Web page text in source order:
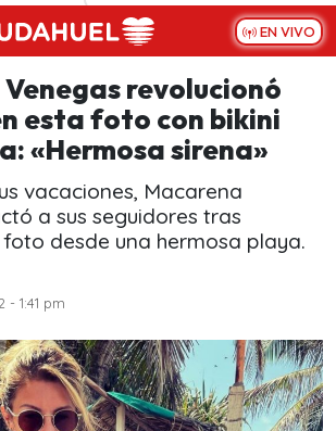
EN VIVO
revolucionó
esta foto con bikini
«Hermosa sirena»
vacaciones, Macarena
a sus seguidores tras
desde una hermosa playa.
- 1:41 pm